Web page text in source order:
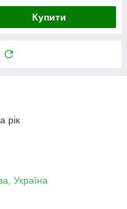
Купити
рік
Україна